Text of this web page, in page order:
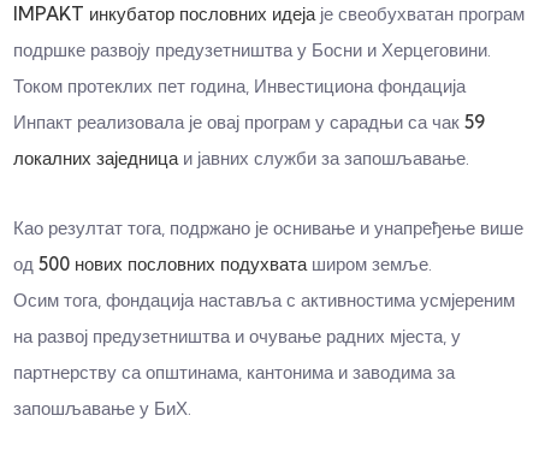
IMPAKT инкубатор пословних идеја је свеобухватан програм
подршке развоју предузетништва у Босни и Херцеговини.
Током протеклих пет година, Инвестициона фондација
Инпакт реализовала је овај програм у сарадњи са чак59
локалних заједница и јавних служби за запошљавање.
Као резултат тога, подржано је оснивање и унапређење више
од500 нових пословних подухвата широм земље.
Осим тога, фондација наставља с активностима усмјереним
на развој предузетништва и очување радних мјеста, у
партнерству са општинама, кантонима и заводима за
запошљавање у БиХ.